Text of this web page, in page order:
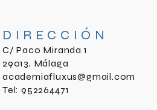
DIRECCIÓN
C/ Paco Miranda 1
29013, Málaga
academiafluxus@gmail.com
Tel: 952264471